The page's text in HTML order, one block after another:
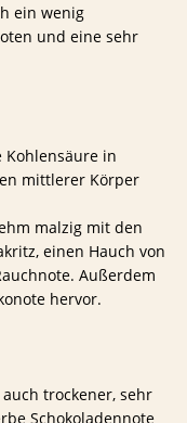
ein wenig
und eine sehr
in
mittlerer Körper
malzig mit den
einen Hauch von
Außerdem
hervor.
trockener, sehr
Schokoladennote